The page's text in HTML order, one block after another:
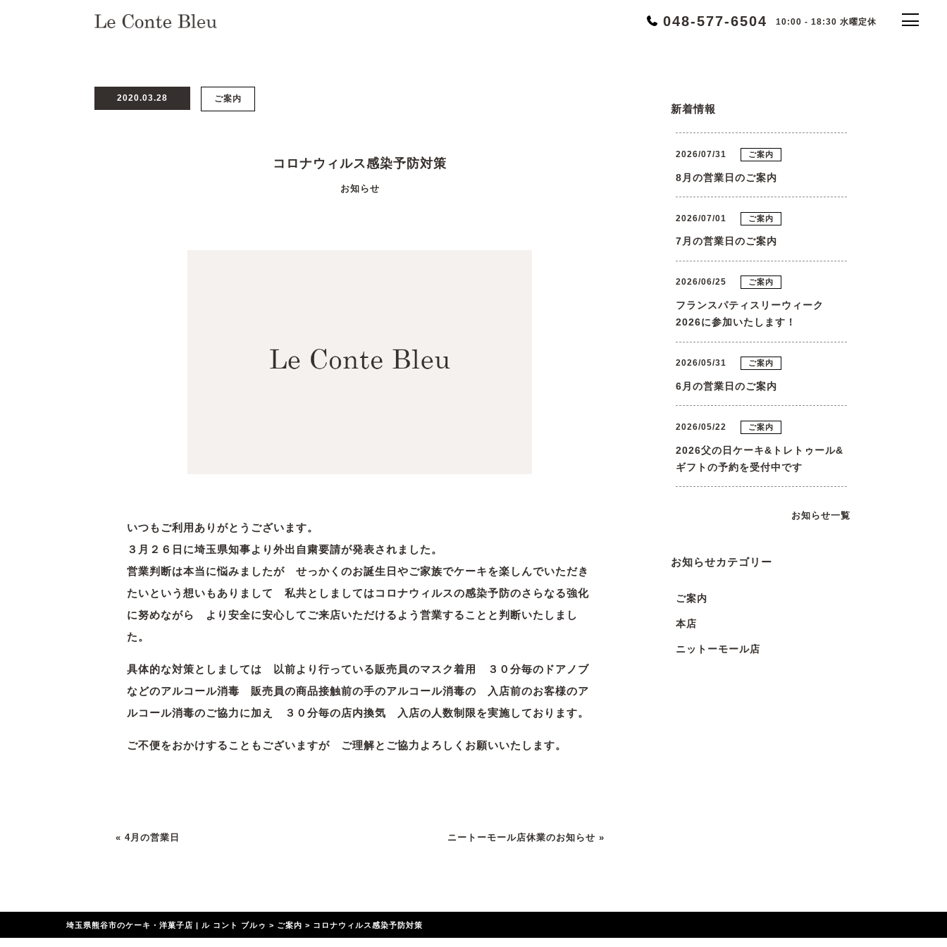
048-577-6504 10:00 - 18:30 水曜定休
2020.03.28
コロナウィルス感染予防対策
お知らせ
ご案内
いつもご利用ありがとうございます。
３月２６日に埼玉県知事より外出自粛要請が発表されました。
営業判断は本当に悩みましたが せっかくのお誕生日やご家族でケーキを楽しんでいただき
たいという想いもありまして 私共としましてはコロナウィルスの感染予防のさらなる強化
に努めながら より安全に安心してご来店いただけるよう営業することと判断いた しまし
た。
具体的な対策としましては 以前より行っている販売員のマスク着用 ３０分毎のドアノブ
などのアルコール消毒 販売員の商品接触前の手のアルコール消毒の 入店前のお客様のア
ルコール消毒のご協力に加え ３０分毎の店内換気 入店の人数制限を実施しております。
ご不便をおかけすることもございますが ご理解とご協力よろしくお願いいたします。
« 4月の営業日 ニートーモール店休業のお知らせ »
新着情報
2026/07/31 ご案内
8月の営業日のご案内
2026/07/01 ご案内
7月の営業日のご案内
2026/06/25 ご案内
フランスパティスリーウィーク
2026に参加いたします！
2026/05/31 ご案内
6月の営業日のご案内
2026/05/22 ご案内
2026父の日ケーキ&トレトゥール&
ギフトの予約を受付中です
お知らせ一覧
お知らせカテゴリー
ご案内
本店
ニットーモール店
埼玉県熊谷市のケーキ・洋菓子店 | ル コント ブルゥ > ご案内 > コロナウィルス感染予防対策